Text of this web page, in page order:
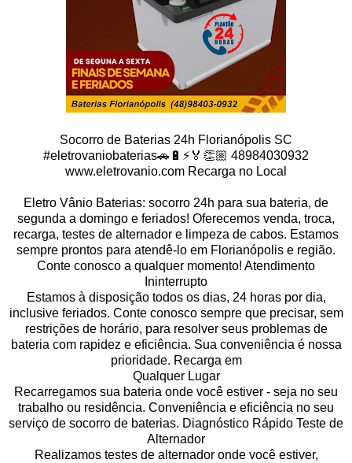
Socorro de Baterias 24h Florianópolis SC
#eletrovaniobaterias🚗🔋⚡️🏅👏🏼 48984030932
www.eletrovanio.com Recarga no Local
Eletro Vânio Baterias: socorro 24h para sua bateria, de
segunda a domingo e feriados! Oferecemos venda, troca,
recarga, testes de alternador e limpeza de cabos. Estamos
sempre prontos para atendê-lo em Florianópolis e região.
Conte conosco a qualquer momento! Atendimento
Ininterrupto
Estamos à disposição todos os dias, 24 horas por dia,
inclusive feriados. Conte conosco sempre que precisar, sem
restrições de horário, para resolver seus problemas de
bateria com rapidez e eficiência. Sua conveniência é nossa
prioridade. Recarga em
Qualquer Lugar
Recarregamos sua bateria onde você estiver - seja no seu
trabalho ou residência. Conveniência e eficiência no seu
serviço de socorro de baterias. Diagnóstico Rápido Teste de
Alternador
Realizamos testes de alternador onde você estiver,